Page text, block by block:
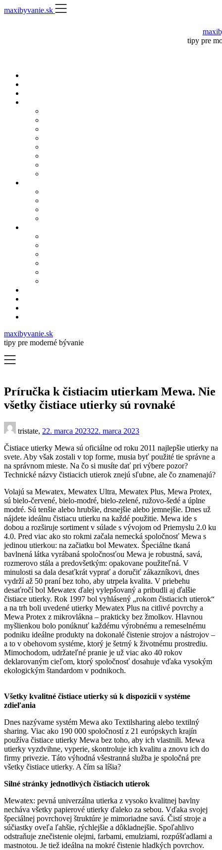
Skip
to
maxibyvanie.sk
tipy pre
maxibyvanie.sk
tipy pre moderné bývanie
Príručka k čistiacim utierkam Mewa. Nie
všetky čistiace utierky sú rovnaké
tristate, 22. marca 202322. marca 2023
Čistiace utierky Mewa sú oficiálne od roku 2011 najlepšie utierky na
svete. Aby však zostali v top forme, musia byť použité tie správne a
na správnom mieste. Na čo si musíte dať pri výbere pozor?
Technické názvy čistiacich utierok znejú sľubne, ale čo znamenajú?
Volajú sa Mewatex, Mewatex Ultra, Mewatex Plus, Mewa Protex,
sú bielo-červené, bielo-modré, bielo-zelené, ružovo-šedé a úplne
modré. Sú tenšie alebo hrubšie, drsnejšie alebo jemnejšie. Dnes už
nájdete ideálnu čistiacu utierku na každé použitie. Mewa ide s
dobou a rozširuje sortiment v súlade s vývojom od Priemyslu 2.0 ku
4.0. Pred viac ako sto rokmi začala nemecká spoločnosť Mewa s
jedinou utierkou: na začiatku bol Mewatex. Špeciálne tkaná
bavlnená látka vyrábaná spoločnosťou Mewa je robustná, savá,
rozmerovo stála a predovšetkým: opakovane použiteľná. V
minulosti sa dala desaťkrát vyprať a doručiť zákazníkovi, dnes
vydrží až 50 praní bez toho, aby utrpela kvalita. V priebehu
desaťročí bol Mewatex ďalej vylepšovaný a pribudli aj ďalšie
čistiace utierky. Rok 1997 bol vyhlásený „rokom čistiacich utierok“
a na trh boli uvedené utierky Mewatex Plus na citlivé povrchy a
Mewa Protex z mikrovlákna – prakticky bez žmolkov. Hlavnou
myšlienkou bolo ponúknuť každému výrobnému a remeselnému
podniku ideálne produkty na dokonalé čistenie strojov a nástrojov –
a to v obehovom systéme, ktorý je šetrný k životnému prostrediu.
Mimochodom, udržateľné pranie je už viac ako 40 rokov
deklarovaným cieľom, ktorý spoločnosť dosahuje vďaka vysokým
ekologickým štandardom v podnikoch.
Všetky kvalitné čistiace utierky sú k dispozícii v systéme
zdieľania
Dnes nazývame systém Mewa ako Textilsharing alebo textilný
sharing. Viac ako 190 000 spoločností z 21 európskych krajín
používa čistiace utierky Mewa bez toho, aby ich vlastnili. Mewa
utierky vyzdvihne, vyperie, skontroluje ich kvalitu a znovu ich do
firmy privezie. Táto výhodná všestranná služba je spoločná pre
všetky čistiace utierky. A čím sa líšia?
Silné stránky jednotlivých čistiacich utierok
Mewatex: pevná univerzálna utierka z vysoko kvalitnej bavlny
necháva všetky papierové utierky ďaleko za sebou. Vďaka svojej
špeciálnej povrchovej štruktúre je mimoriadne savá. Čistí stroje a
súčiastky oveľa ľahšie, rýchlejšie a dôkladnejšie. Spoľahlivo
odstraňuje znečistenie olejmi, farbami, emulziami, rozpúšťadlami a
mastnotou. Je tiež ideálna na mokré čistenie hladkých povrchov.